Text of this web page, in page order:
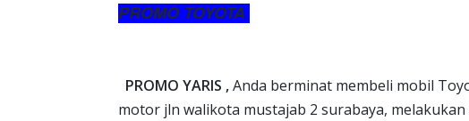
PROMO TOYOTA
PROMO YARIS ,Anda berminat membeli mobil
motor jln walikota mustajab 2 surabaya,